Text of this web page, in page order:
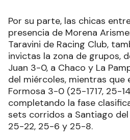
Por su parte, las chicas
presencia de Morena
Taravini de Racing Club,
invictas la zona de grupos,
Juan 3-0, a Chaco y La
del miércoles, mientras que
Formosa 3-0 (25-1717, 25-
completando la fase
sets corridos a Santiago
25-22, 25-6 y 25-8.